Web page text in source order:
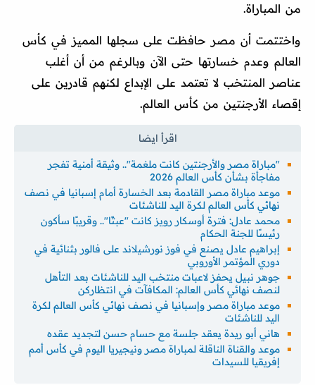
من المباراة.
واختتمت أن مصر حافظت على سجلها المميز في كأس
العالم وعدم خسارتها حتى الآن وبالرغم من أن أغلب
عناصر المنتخب لا تعتمد على الإبداع لكنهم قادرين على
إقصاء الأرجنتين من كأس العالم.
"مباراة مصر والأرجنتين كانت ملغمة".. وثيقة أمنية تفجر
مفاجأة بشأن كأس العالم 2026
موعد مباراة مصر القادمة بعد الخسارة أمام إسبانيا في نصف
نهائي كأس العالم لكرة اليد للناشئات
محمد عادل: فترة أوسكار رويز كانت "عبثًا".. وقريبًا سأكون
رئيسًا للجنة الحكام
إبراهيم عادل يصنع في فوز نورشيلاند على فالور بثنائية في
دوري المؤتمر الأوروبي
جوهر نبيل يحفز لاعبات منتخب اليد للناشئات بعد التأهل
لنصف نهائي كأس العالم: المكافآت في انتظاركن
موعد مباراة مصر وإسبانيا في نصف نهائي كأس العالم لكرة
اليد للناشئات
هاني أبو ريدة يعقد جلسة مع حسام حسن لتجديد عقده
موعد والقناة الناقلة لمباراة مصر ونيجيريا اليوم في كأس أمم
إفريقيا للسيدات